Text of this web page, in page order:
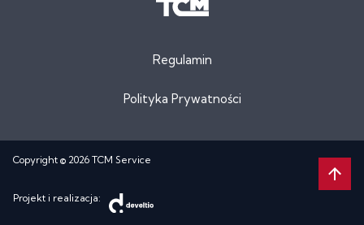
Regulamin
Polityka Prywatności
Copyright © 2026 TCM Service
Projekt i realizacja: